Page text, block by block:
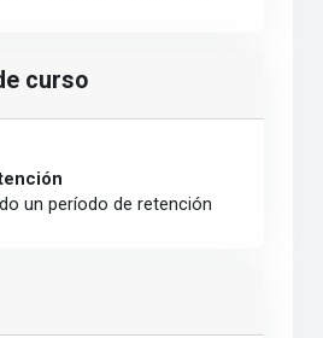
curso
un período de retención